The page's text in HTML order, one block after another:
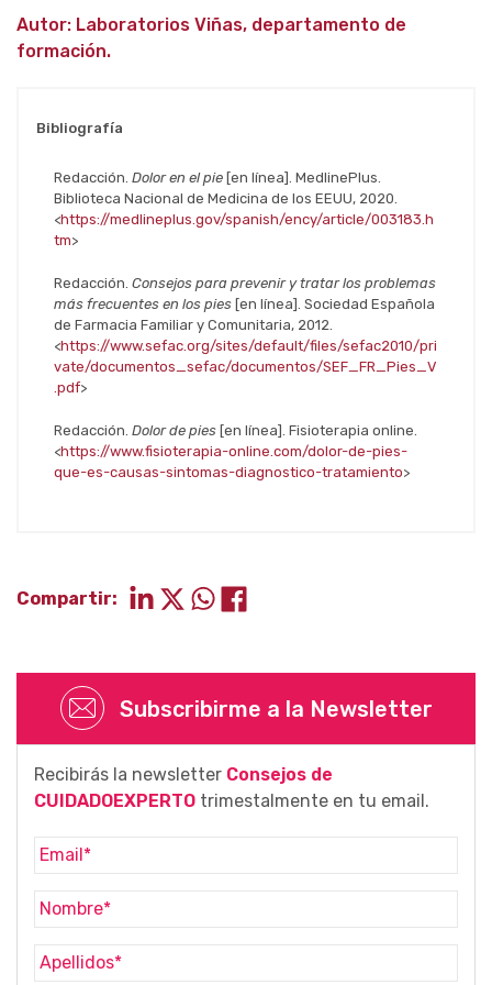
Autor: Laboratorios Viñas, departamento de
formación.
Bibliografía
Redacción. Dolor en el pie [en línea]. MedlinePlus.
Biblioteca Nacional de Medicina de los EEUU, 2020.
<https://medlineplus.gov/spanish/ency/article/003183.h
tm>
Redacción. Consejos para prevenir y tratar los problemas
más frecuentes en los pies [en línea]. Sociedad Española
de Farmacia Familiar y Comunitaria, 2012.
<https://www.sefac.org/sites/default/files/sefac2010/pri
vate/documentos_sefac/documentos/SEF_FR_Pies_V
.pdf>
Redacción. Dolor de pies [en línea]. Fisioterapia online.
<https://www.fisioterapia-online.com/dolor-de-pies-
que-es-causas-sintomas-diagnostico-tratamiento>
Compartir:
Subscribirme a la Newsletter
Recibirás la newsletter Consejos de
CUIDADOEXPERTO trimestalmente en tu email.